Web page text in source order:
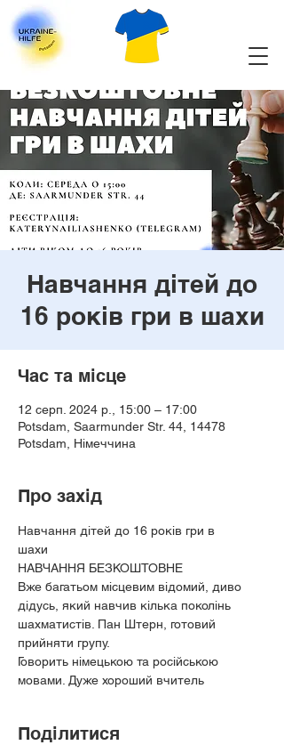
Навчання дітей до
16 років гри в шахи
Час та місце
12 серп. 2024 р., 15:00 – 17:00
Potsdam, Saarmunder Str. 44, 14478
Potsdam, Німеччина
Про захід
Навчання дітей до 16 років гри в
шахи
НАВЧАННЯ БЕЗКОШТОВНЕ
Вже багатьом місцевим відомий, диво
дідусь, який навчив кілька поколінь
шахматистів. Пан Штерн, готовий
прийняти групу.
Говорить німецькою та російською
мовами. Дуже хороший вчитель
Поділитися